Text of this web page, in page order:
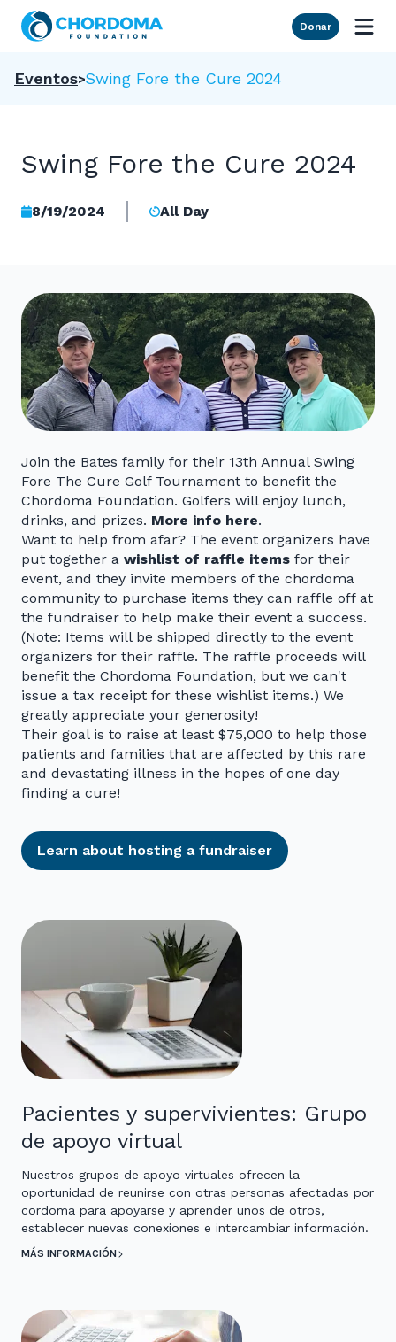
Skip to Main Content
Donar
Eventos Swing Fore the Cure 2024
Swing Fore the Cure 2024
8/19/2024 All Day
Join the Bates family for their 13th Annual Swing
Fore The Cure Golf Tournament to benefit the
Chordoma Foundation. Golfers will enjoy lunch,
drinks, and prizes. More info here.
Want to help from afar? The event organizers have
put together a wishlist of raffle items for their
event, and they invite members of the chordoma
community to purchase items they can raffle off at
the fundraiser to help make their event a success.
(Note: Items will be shipped directly to the event
organizers for their raffle. The raffle proceeds will
benefit the Chordoma Foundation, but we can't
issue a tax receipt for these wishlist items.) We
greatly appreciate your generosity!
Their goal is to raise at least $75,000 to help those
patients and families that are affected by this rare
and devastating illness in the hopes of one day
finding a cure!
Learn about hosting a fundraiser
Pacientes y supervivientes: Grupo
de apoyo virtual
Nuestros grupos de apoyo virtuales ofrecen la
oportunidad de reunirse con otras personas afectadas por
cordoma para apoyarse y aprender unos de otros,
establecer nuevas conexiones e intercambiar información.
MÁS INFORMACIÓN